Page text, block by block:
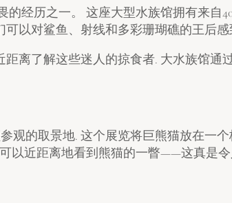
经历之一。 这座大型水族馆拥有来自
以对鲨鱼、射线和多彩珊瑚礁的王后
离了解这些迷人的掠食者. 大水族馆
观的取景地. 这个展览将巨熊猫放在一
以近距离地看到熊猫的一瞥——这真是